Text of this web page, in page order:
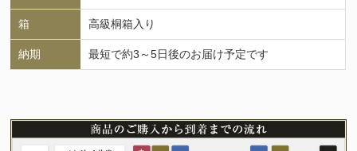
箱 高級桐箱入り
納期 最短で約3～5日後のお届け予定です